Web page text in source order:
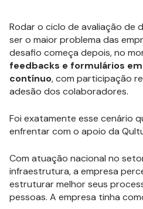
Rodar o ciclo de avaliação de
ser o maior problema das
desafio começa depois, no
feedbacks e formulários
contínuo, com participação
adesão dos colaboradores.
Foi exatamente esse cenário
enfrentar com o apoio da
Com atuação nacional no
infraestrutura, a empresa
estruturar melhor seus
pessoas. A empresa tinha